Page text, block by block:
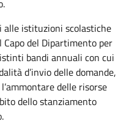
alle istituzioni scolastiche
del Dipartimento per
bandi annuali con cui
d’invio delle domande,
delle risorse
dello stanziamento